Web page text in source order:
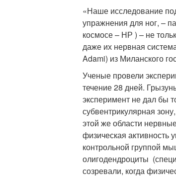
«Наше исследование
упражнения для ног, –
космосе – НР ) – не
даже их нервная
Adami) из Миланского
Ученые провели
течение 28 дней.
эксперимент не дал бы
субвентрикулярная
этой же области
физическая активность
контрольной группой
олигодендроциты
созревали, когда